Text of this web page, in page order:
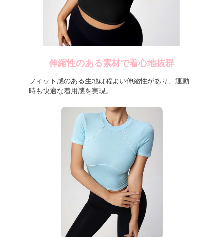
伸縮性のある素材で着心地抜群
フィット感のある生地は程よい伸縮性があり、運動
時も快適な着用感を実現。